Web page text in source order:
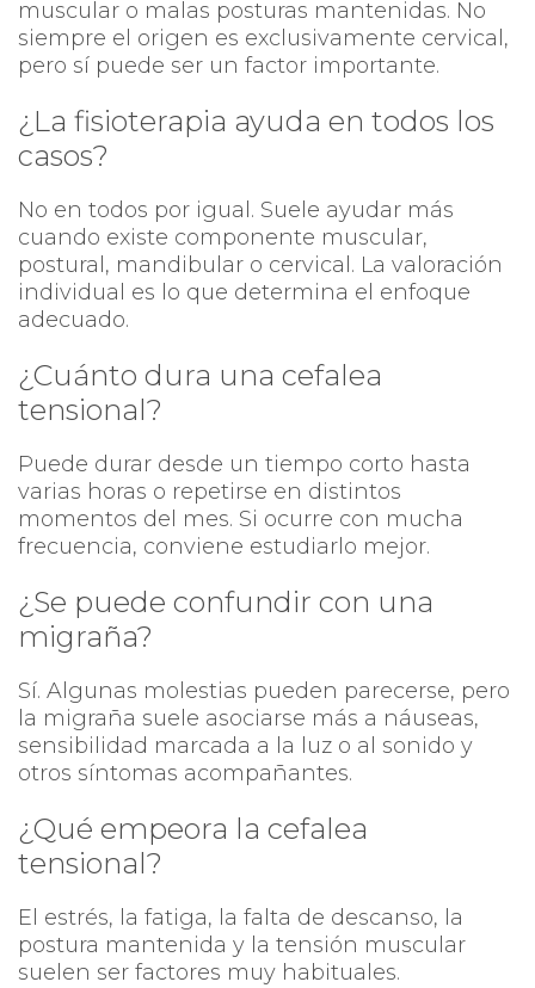
muscular o malas posturas mantenidas. No
siempre el origen es exclusivamente cervical,
pero sí puede ser un factor importante.
¿La fisioterapia ayuda en todos los
casos?
No en todos por igual. Suele ayudar más
cuando existe componente muscular,
postural, mandibular o cervical. La valoración
individual es lo que determina el enfoque
adecuado.
¿Cuánto dura una cefalea
tensional?
Puede durar desde un tiempo corto hasta
varias horas o repetirse en distintos
momentos del mes. Si ocurre con mucha
frecuencia, conviene estudiarlo mejor.
¿Se puede confundir con una
migraña?
Sí. Algunas molestias pueden parecerse, pero
la migraña suele asociarse más a náuseas,
sensibilidad marcada a la luz o al sonido y
otros síntomas acompañantes.
¿Qué empeora la cefalea
tensional?
El estrés, la fatiga, la falta de descanso, la
postura mantenida y la tensión muscular
suelen ser factores muy habituales.